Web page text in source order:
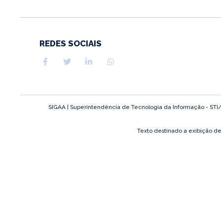
REDES SOCIAIS
SIGAA | Superintendência de Tecnologia da Informação -
Texto destinado a exibição